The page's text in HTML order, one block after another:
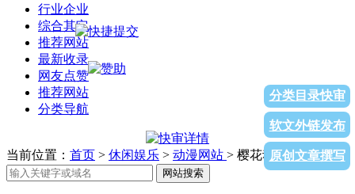
行业企业
综合其它
推荐网站
最新收录
网友点赞
推荐网站
分类导航
分类目录快审
软文外链发布
原创文章撰写
当前位置： 首页 > 休闲娱乐 > 动漫网站 > 樱花动漫
网站搜索